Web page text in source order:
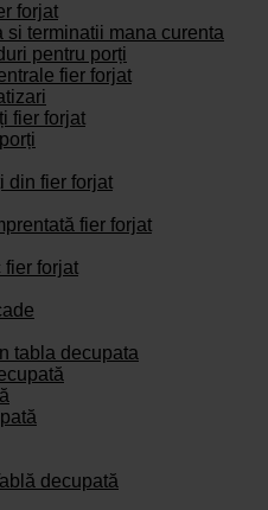
forjat
si terminatii mana curenta
pentru porți
fier forjat
fier forjat
din fier forjat
fier forjat
fier forjat
tabla decupata
decupată